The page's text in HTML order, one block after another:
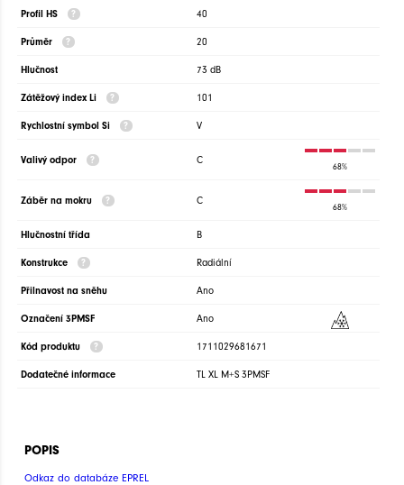
Profil HS 40
Průměr 20
Hlučnost 73 dB
Zátěžový index Li 101
Rychlostní symbol Si V
Valivý odpor C
68%
Záběr na mokru C
68%
Hlučnostní třída B
Konstrukce Radiální
Přilnavost na sněhu Ano
Označení 3PMSF Ano
Kód produktu 1711029681671
Dodatečné informace TL XL M+S 3PMSF
POPIS
Odkaz do databáze EPREL